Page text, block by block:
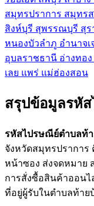
สมุทรปราการ สมุทร
สิงห์บุรี สุพรรณบุรี สุ
หนองบัวลำภู อำนาจ
อุบลราชธานี อ่างทอง
เลย แพร่ แม่ฮ่องสอน
สรุปข้อมูลรหั
รหัสไปรษณีย์ตำบลท้
จังหวัดสมุทรปราการ
หน้าซอง ส่งจดหมาย
การสั่งซื้อสินค้าออนไ
ที่อยู่ผู้รับในตำบลท้าย